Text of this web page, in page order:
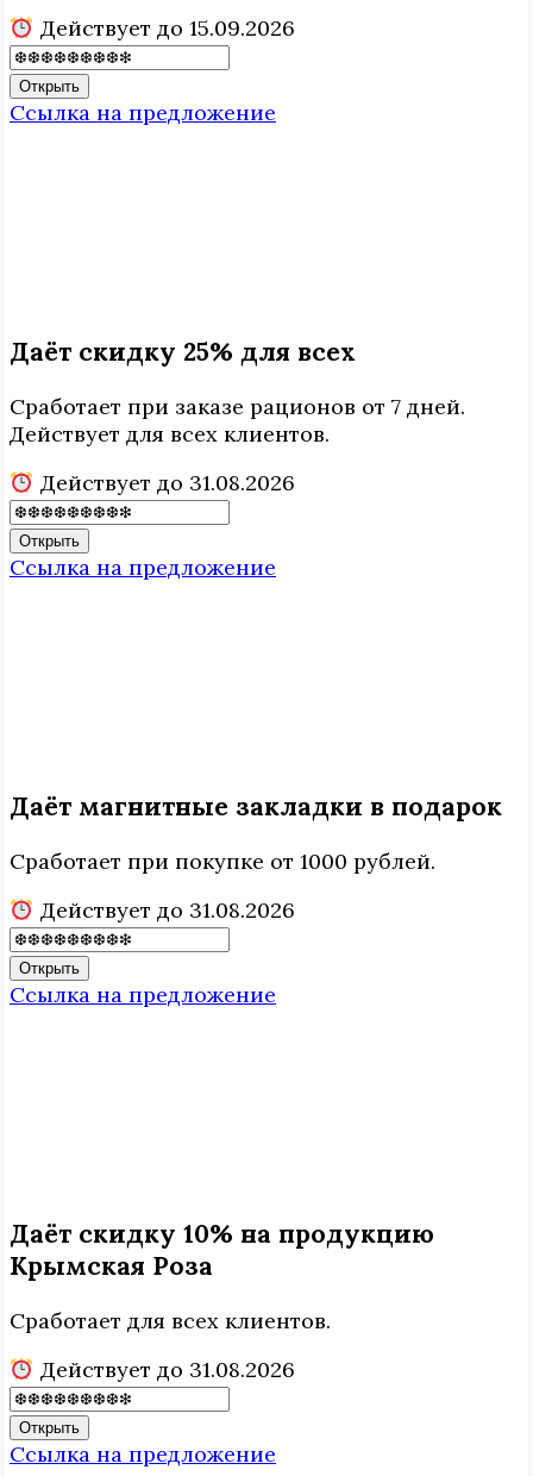
Действует до 15.09.2026
Открыть
Ссылка на предложение
Даёт скидку 25% для всех
Сработает при заказе рационов от 7 дней.
Действует для всех клиентов.
Действует до 31.08.2026
Открыть
Ссылка на предложение
Даёт магнитные закладки в подарок
Сработает при покупке от 1000 рублей.
Действует до 31.08.2026
Открыть
Ссылка на предложение
Даёт скидку 10% на продукцию
Крымская Роза
Сработает для всех клиентов.
Действует до 31.08.2026
Открыть
Ссылка на предложение